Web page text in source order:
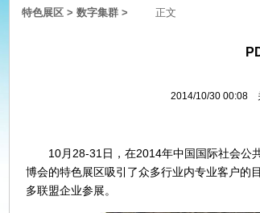
特色展区 > 数字集群 > 正文
2014/10/30 00:08
10月28-31日，在2014年中国国际社会公共
博会的特色展区吸引了众多行业内专业客户的
多联盟企业参展。